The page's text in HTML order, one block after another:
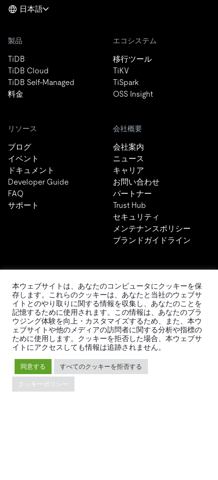
日本語
製品
TiDB
料金
エコシステム
移行ツール
OSS Insight
リソース
ブログ
イベント
ドキュメント
会社概要
会社案内
ニュース
キャリア
お問い合わせ
パートナー
Trust Hub
TiDBの最新情報
PingCAPのプライバシーポリシー
本ウェブサイトは、あなたのコンピュータにクッキーを保
存します。これらのクッキーは、あなたと当社のウェブサ
イトとのやり取りに関する情報を収集し、あなたのことを
記憶するために使用されます。この情報は、あなたのブラ
ウジング体験を向上・カスタマイズするため、また、本ウ
ェブサイトや他のメディアの訪問者に関する分析や指標の
ために使用します。クッキーを拒否した場合、本ウェブサ
イトにアクセスしても情報は追跡されません。
同意する すべてのクッキーを拒否する
クッキーポリシー